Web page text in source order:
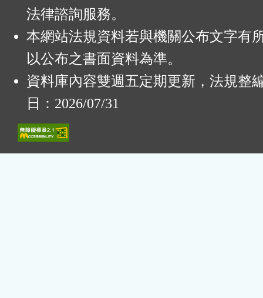
法律諮詢服務。
本網站法規資料若與機關公布文字有
以公布之書面資料為準。
資料庫內容雙週五定期更新，法規整
日：2026/07/31